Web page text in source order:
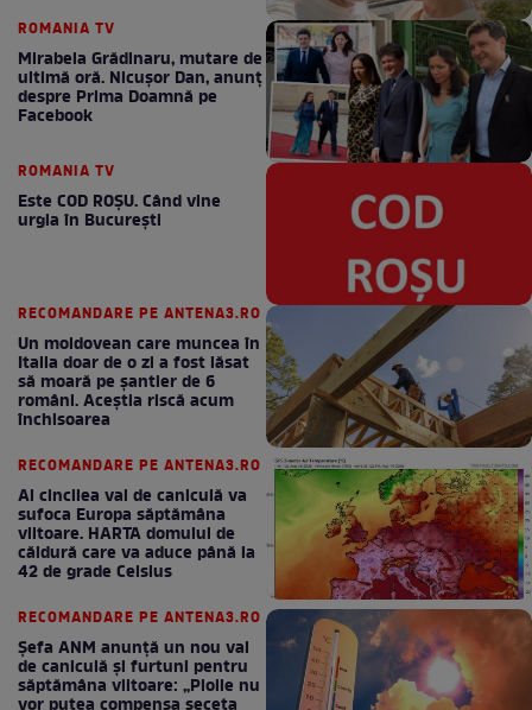
ROMANIA TV
Mirabela Grădinaru, mutare de
ultimă oră. Nicuşor Dan, anunţ
despre Prima Doamnă pe
Facebook
ROMANIA TV
Este COD ROŞU. Când vine
urgia în Bucureşti
RECOMANDARE PE ANTENA3.RO
Un moldovean care muncea în
Italia doar de o zi a fost lăsat
să moară pe şantier de 6
români. Aceștia riscă acum
închisoarea
RECOMANDARE PE ANTENA3.RO
Al cincilea val de caniculă va
sufoca Europa săptămâna
viitoare. HARTA domului de
căldură care va aduce până la
42 de grade Celsius
RECOMANDARE PE ANTENA3.RO
Șefa ANM anunță un nou val
de caniculă și furtuni pentru
săptămâna viitoare: „Ploile nu